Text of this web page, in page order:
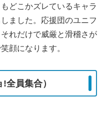
どこかズレているキャラ
ました。応援団のユニフ
れだけで威厳と滑稽さが
顔になります。
全員集合）